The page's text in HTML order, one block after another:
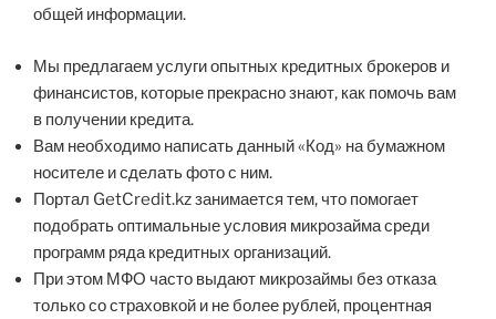
общей информации.
Мы предлагаем услуги опытных кредитных брокеров и
финансистов, которые прекрасно знают, как помочь вам
в получении кредита.
Вам необходимо написать данный «Код» на бумажном
носителе и сделать фото с ним.
Портал GetCredit.kz занимается тем, что помогает
подобрать оптимальные условия микрозайма среди
программ ряда кредитных организаций.
При этом МФО часто выдают микрозаймы без отказа
только со страховкой и не более рублей, процентная